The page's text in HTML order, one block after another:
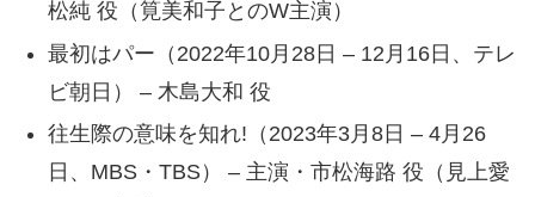
松純 役（筧美和子とのW主演）
最初はパー（2022年10月28日 – 12月16日、テレ
ビ朝日） – 木島大和 役
往生際の意味を知れ!（2023年3月8日 – 4月26
日、MBS・TBS） – 主演・市松海路 役（見上愛